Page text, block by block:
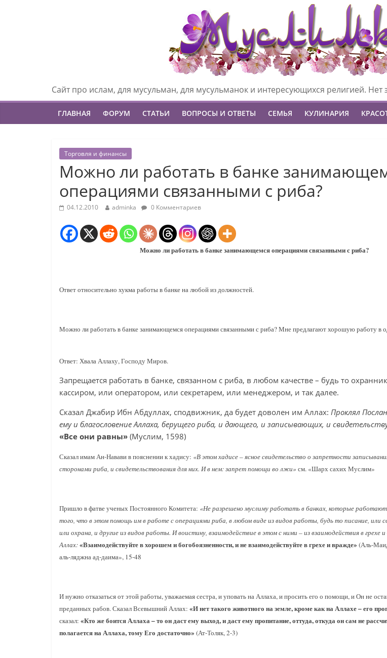
Сайт про ислам, для мусульман, для мусульманок и интересующихся религией. Нет
ГЛАВНАЯ ФОРУМ СТАТЬИ ВОПРОСЫ И ОТВЕТЫ СЕМЬЯ КУЛИНАРИЯ
Торговля и финансы
Можно ли работать в банке
операциями связанными с риба?
04.12.2010 adminka 0 Комментариев
Можно ли работать в банке занимающемся операциями связанными с риба?
Ответ относительно хукма работы в банке на любой из должностей.
Можно ли работать в банке занимающемся операциями связанными с риба? Мне предлагают хорошую работу в
Ответ: Хвала Аллаху, Господу Миров.
Запрещается работать в банке, связанном с риба, в любом качестве – будь то
кассиром, или оператором, или секретарем, или менеджером, и так далее.
Сказал Джабир Ибн Абдуллах, сподвижник, да будет доволен им Аллах: Проклял
ему и благословение Аллаха, берущего риба, и дающего, и записывающих, и
«Все они равны» (Муслим, 1598)
Сказал имам Ан-Навави в пояснении к хадису: «В этом хадисе – ясное свидетельство о запретности
сторонами риба, и свидетельствования для них. И в нем: запрет помощи во лжи» см. «Шарх сахих Муслим»
Пришло в фатве ученых Постоянного Комитета: «Не разрешено муслиму работать в банках, которые
того, что в этом помощь им в работе с операциями риба, в любом виде из видов работы, будь то писание, или
или охрана, и другие из видов работы. И воистину, взаимодействие в этом с ними – из взаимодействия в грехе
Аллах:«Взаимодействуйте в хорошем и богобоязненности, и не взаимодействуйте в грехе и вражде» (Аль-
аль-ляджна ад-даима», 15-48
И нужно отказаться от этой работы, уважаемая сестра, и уповать на Аллаха, и просить его о помощи, и Он не
преданных рабов. Сказал Всевышний Аллах: «И нет такого животного на земле, кроме как на Аллахе – его
сказал: «Кто же боится Аллаха – то он даст ему выход, и даст ему пропитание, оттуда, откуда он сам не
полагается на Аллаха, тому Его достаточно» (Ат-Толяк, 2-3)